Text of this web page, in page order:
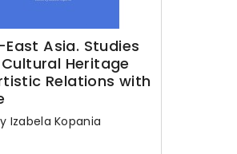
Asia. Studies
Heritage
Relations with
Izabela Kopania